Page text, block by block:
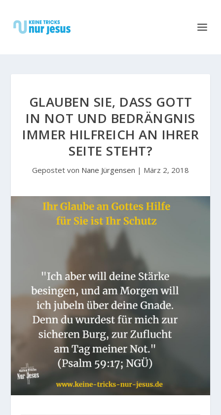
GLAUBEN SIE, DASS GOTT
IN NOT UND BEDRÄNGNIS
IMMER HILFREICH AN IHRER
SEITE STEHT?
Gepostet von Nane Jürgensen | März 2, 2018